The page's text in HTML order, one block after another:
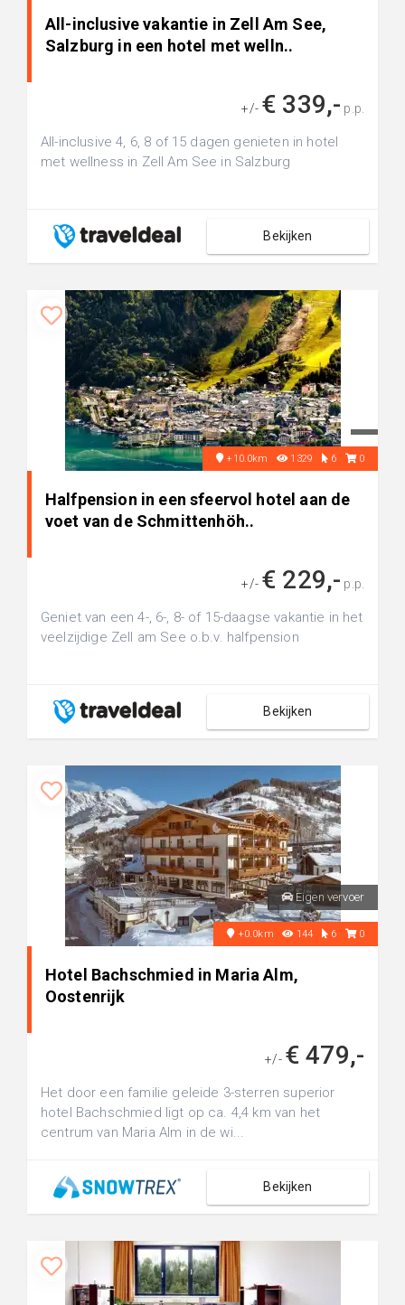
All-inclusive vakantie in Zell Am See,
Salzburg in een hotel met welln..
+/- € 339,- p.p.
All-inclusive 4, 6, 8 of 15 dagen genieten in hotel
met wellness in Zell Am See in Salzburg
Bekijken
+10.0km 1329 6 0
Halfpension in een sfeervol hotel aan de
voet van de Schmittenhöh..
+/- € 229,- p.p.
Geniet van een 4-, 6-, 8- of 15-daagse vakantie in het
veelzijdige Zell am See o.b.v. halfpension
Bekijken
Eigen vervoer
+0.0km 144 6 0
Hotel Bachschmied in Maria Alm,
Oostenrijk
+/- € 479,-
Het door een familie geleide 3-sterren superior
hotel Bachschmied ligt op ca. 4,4 km van het
centrum van Maria Alm in de wi...
Bekijken